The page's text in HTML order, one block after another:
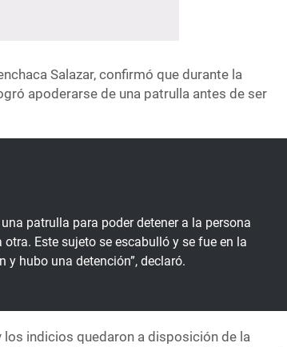
Salazar, confirmó que durante la
apoderarse de una patrulla antes de ser
patrulla para poder detener a la persona
Este sujeto se escabulló y se fue en la
y hubo una detención”, declaró.
los indicios quedaron a disposición de la